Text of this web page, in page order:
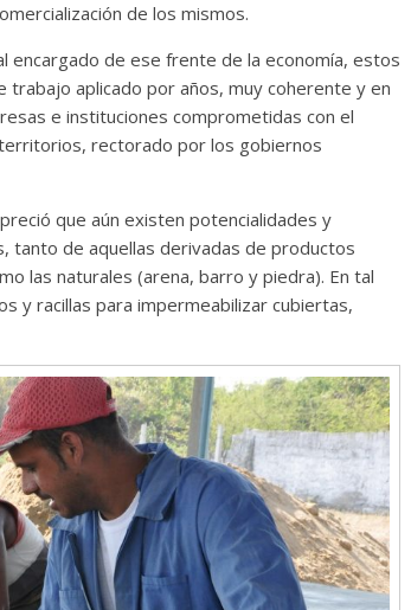
de los mismos.
encargado de ese frente de la economía, estos
aplicado por años, muy coherente y en
e instituciones comprometidas con el
rectorado por los gobiernos
que aún existen potencialidades y
tanto de aquellas derivadas de productos
las naturales (arena, barro y piedra). En tal
y racillas para impermeabilizar cubiertas,